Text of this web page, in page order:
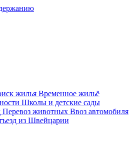
жилья Временное жильё
Школы и детские сады
Перевоз животных Ввоз автомобиля
из Швейцарии